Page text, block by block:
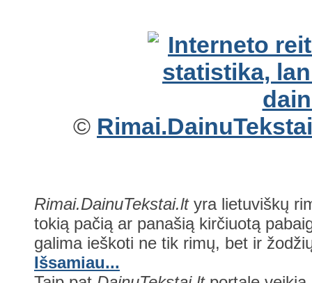
©
Rimai.DainuTekstai.ltyra lietuviškų
tokią pačią ar panašią kirčiuotą
galima ieškoti ne tik rimų, bet ir
Išsamiau...